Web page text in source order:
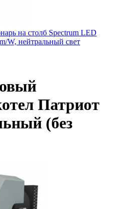
на столб Spectrum LED
W, нейтральный свет
Патриот
(без